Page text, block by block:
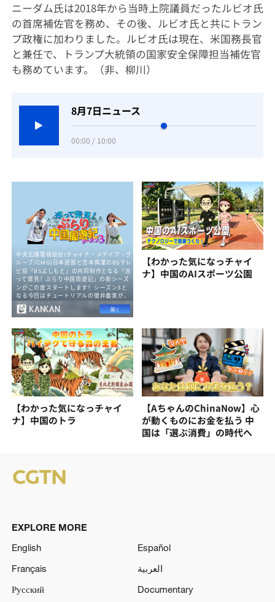
ニーダム氏は2018年から当時上院議員だったルビオ氏
の首席補佐官を務め、その後、ルビオ氏と共にトラン
プ政権に加わりました。ルビオ氏は現在、米国務長官
と兼任で、トランプ大統領の国家安全保障担当補佐官
も務めています。（非、柳川）
8月7日ニュース
00:00 / 10:00
【わかった気になっチャイ
ナ】中国のAIスポーツ公園
【わかった気になっチャイ
ナ】中国のトラ
【AちゃんのChinaNow】心
が動くものにお金を払う 中
国は「選ぶ消費」の時代へ
EXPLORE MORE
English
Español
Français
العربية
Русский
Documentary